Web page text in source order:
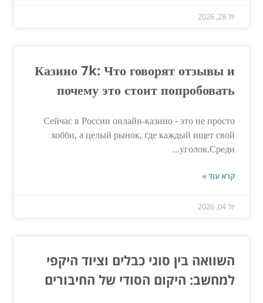
יול 28, 2026
Казино 7k: Что говорят отзывы и
почему это стоит попробовать
Сейчас в России онлайн‑казино - это не просто
хобби, а целый рынок, где каждый ищет свой
уголок.Среди...
קרא עוד »
יול 04, 2026
השוואה בין סוגי כבלים וציוד היקפי
למחשב: היקום הסודי של החיבורים